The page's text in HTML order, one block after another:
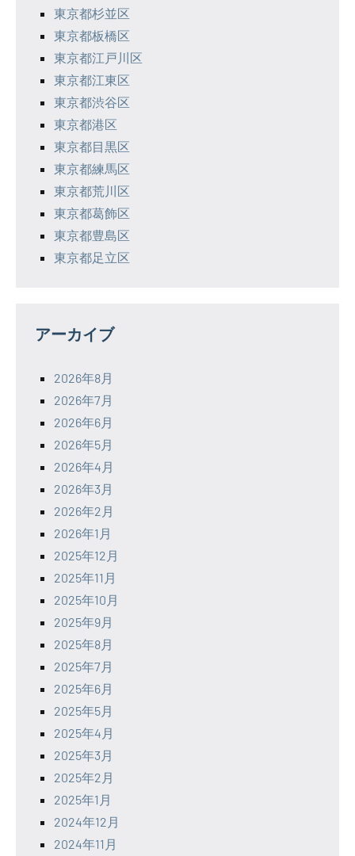
東京都杉並区
東京都板橋区
東京都江戸川区
東京都江東区
東京都渋谷区
東京都港区
東京都目黒区
東京都練馬区
東京都荒川区
東京都葛飾区
東京都豊島区
東京都足立区
アーカイブ
2026年8月
2026年7月
2026年6月
2026年5月
2026年4月
2026年3月
2026年2月
2026年1月
2025年12月
2025年11月
2025年10月
2025年9月
2025年8月
2025年7月
2025年6月
2025年5月
2025年4月
2025年3月
2025年2月
2025年1月
2024年12月
2024年11月